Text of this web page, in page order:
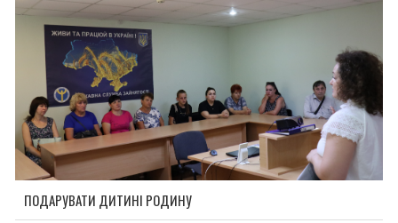
ПОДАРУВАТИ ДИТИНІ РОДИНУ